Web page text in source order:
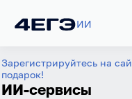
ИИ
Зарегистрируйтесь на
подарок!
ИИ-сервисы